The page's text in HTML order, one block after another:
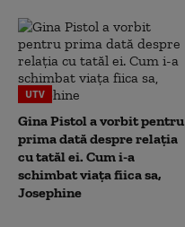
UTV
Gina Pistol a vorbit pentru
prima dată despre relația
cu tatăl ei. Cum i-a
schimbat viața fiica sa,
Josephine